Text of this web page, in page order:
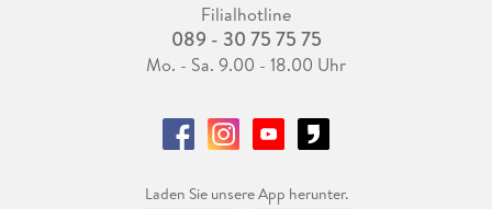
Filialhotline
089 - 30 75 75 75
Mo. - Sa. 9.00 - 18.00 Uhr
Laden Sie unsere App herunter.